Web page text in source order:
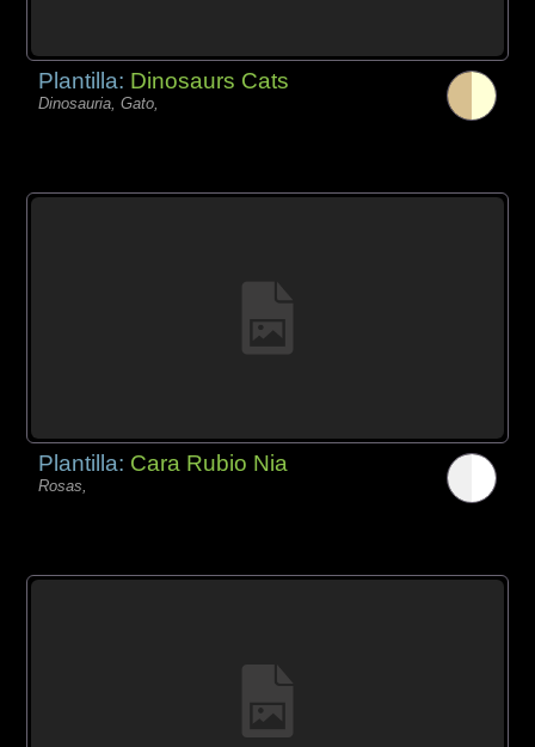
Plantilla: Dinosaurs Cats
Dinosauria, Gato,
Plantilla: Cara Rubio Nia
Rosas,